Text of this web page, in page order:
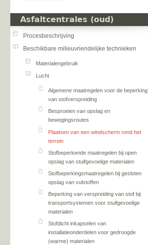
Asfaltcentrales (oud)
Procesbeschrijving
Beschikbare milieuvriendelijke technieken
Materialengebruik
Lucht
Algemene maatregelen voor de beperking
van stofverspreiding
Besproeien van opslag en
bewegingsroutes
Plaatsen van een windscherm rond het
terrein
Stofbeperkende maatregelen bij open
opslag van stuifgevoelige materialen
Stofbeperkingsmaatregelen bij gesloten
opslag van vulstoffen
Beperking van verspreiding van stof bij
transportsystemen voor stuifgevoelige
materialen
Stofdicht inkapselen van
installatieonderdelen voor gedroogde
(warme) materialen